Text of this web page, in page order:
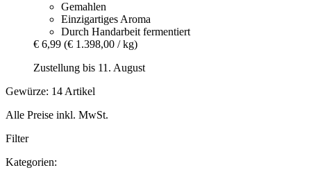
Gemahlen
Einzigartiges Aroma
Durch Handarbeit fermentiert
€ 6,99 (€ 1.398,00 / kg)
Zustellung bis 11. August
Gewürze: 14 Artikel
Alle Preise inkl. MwSt.
Filter
Kategorien: